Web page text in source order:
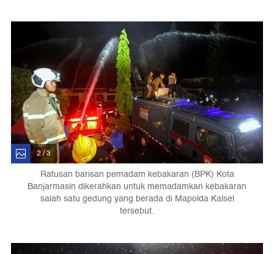
2 / 3
Ratusan barisan pemadam kebakaran (BPK) Kota
Banjarmasin dikerahkan untuk memadamkan kebakaran
salah satu gedung yang berada di Mapolda Kalsel
tersebut.